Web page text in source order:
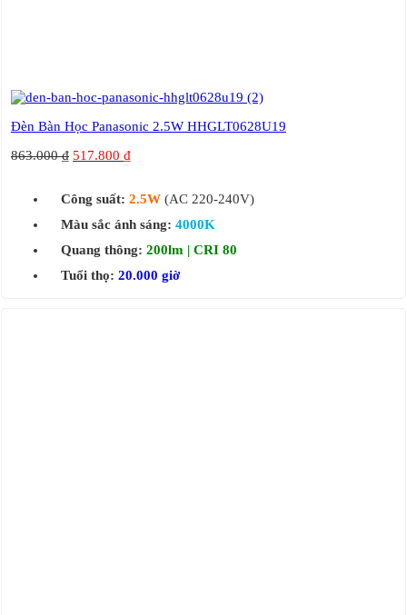
Đèn Bàn Học Panasonic 2.5W HHGLT0628U19
863.000₫ 517.800 ₫
Công suất: 2.5W (AC 220-240V)
Màu sắc ánh sáng: 4000K
Quang thông: 200lm | CRI 80
Tuổi thọ: 20.000 giờ